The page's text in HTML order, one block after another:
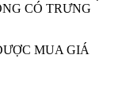
CÓ TRƯNG
MUA GIÁ